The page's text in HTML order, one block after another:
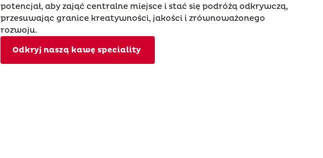
potencjał, aby zająć centralne miejsce i stać się podróżą odkrywczą,
przesuwając granice kreatywności, jakości i zrównoważonego
rozwoju.
Odkryj naszą kawę speciality